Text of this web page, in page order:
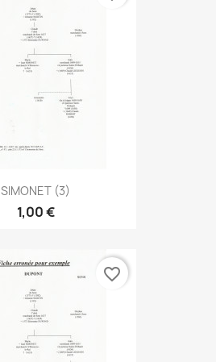
SIMONET (3)
1,00 €
favorite_border